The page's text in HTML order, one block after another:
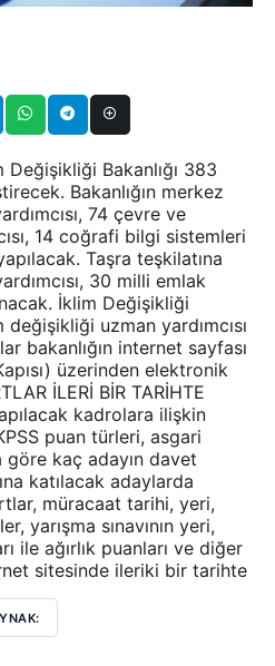
Bakanlığı 383
Bakanlığın merkez
74 çevre ve
14 coğrafi bilgi sistemleri
Taşra teşkilatına
30 milli emlak
İklim Değişikliği
değişikliği uzman yardımcısı
bakanlığın internet sayfası
üzerinden elektronik
İLERİ BİR TARİHTE
kadrolara ilişkin
puan türleri, asgari
göre kaç adayın davet
katılacak adaylarda
müracaat tarihi, yeri,
yarışma sınavının yeri,
ile ağırlık puanları ve diğer
sitesinde ileriki bir tarihte